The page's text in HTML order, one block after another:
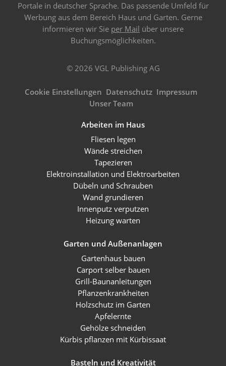
Portale in deutscher Sprache. Das passende Umfeld für
Werbung aus dem Bereich Haus und Garten. Gerne
informieren wir Sie per Mail über unsere
Buchungsmöglichkeiten.
© 2026 VGL Publishing AG
Cookie Einstellungen Datenschutz Impressum
Unser Team
Arbeiten im Haus
Fliesen legen
Wände streichen
Tapezieren
Elektroinstallation und Elektroarbeiten
Dübeln und Schrauben
Wand grundieren
Innenputz verputzen
Heizung warten
Garten und Außenanlagen
Gartenhaus bauen
Carport selber bauen
Grill-Baunanleitungen
Pflanzenkrankheiten
Holzschutz im Garten
Apfelernte
Gehölze schneiden
Kürbis pflanzen mit Kürbissaat
Basteln und Kreativität